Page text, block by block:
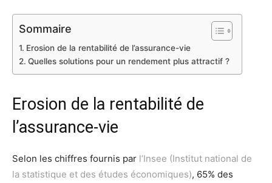
Sommaire
Erosion de la rentabilité de l’assurance-vie
Quelles solutions pour un rendement plus attractif ?
Erosion de la rentabilité de
l’assurance-vie
Selon les chiffres fournis par l’Insee (Institut national de
la statistique et des études économiques), 65% des